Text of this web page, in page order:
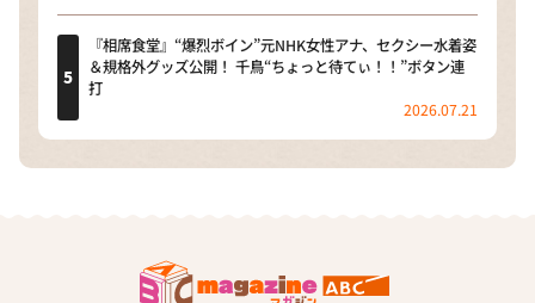
『相席食堂』“爆烈ボイン”元NHK女性アナ、セクシー水着姿
＆規格外グッズ公開！ 千鳥“ちょっと待てぃ！！”ボタン連
打
2026.07.21